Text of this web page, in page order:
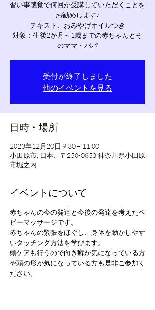
習い事感覚で何回か受講していただくことを
お勧めします♪
テキスト、おみやげオイルつき
対象：生後2か月～1歳までの赤ちゃんとそ
のママ・パパ
受付が終了しました
他のイベントを見る
日時・場所
2023年12月20日 9:30 – 11:00
小田原市, 日本、〒250-0853 神奈川県小田原
市堀之内
イベントについて
赤ちゃんの今の発達と今後の発達を考えたベ
ビーマッサージです。
赤ちゃんの緊張をほぐし、身体を動かしやす
いタッチング方法を学びます。
頭ケアも行うので向き癖が気になっている方
や頭の形が気になっている方も是非ご参加く
ださい。